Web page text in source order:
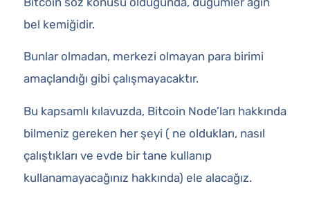
bel kemiğidir.
Bunlar olmadan, merkezi olmayan para birimi
amaçlandığı gibi çalışmayacaktır.
Bu kapsamlı kılavuzda, Bitcoin Node’ları hakkında
bilmeniz gereken her şeyi ( ne oldukları, nasıl
çalıştıkları ve evde bir tane kullanıp
kullanamayacağınız hakkında) ele alacağız.